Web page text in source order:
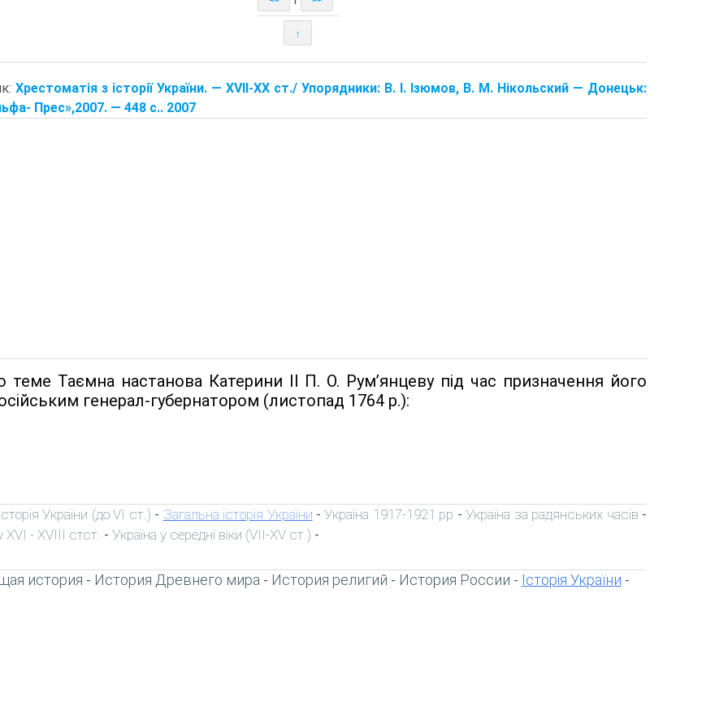
↑
Хрестоматія з історії України. — XVII-XX ст./ Упорядники: В. І. Ізюмов, В. М. Нікольский — Донецьк:
Прес»,2007. — 448 с.. 2007
теме Таємна настанова Катерини II Π. О. Рум’янцеву під час призначення його
генерал-губернатором (листопад 1764 р.):
України (до VI ст.) - Загальна історія України -Україна 1917-1921 рр -Україна за радянських часів -
XVI - XVIII стст. - Україна у середні віки (VII-XV ст.) -
история - История Древнего мира - История религий - История России - Історія України -